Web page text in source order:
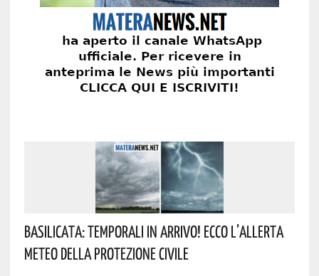
Basilicata: Temporali In Arrivo! Ecco L’allerta
Meteo Della Protezione Civile